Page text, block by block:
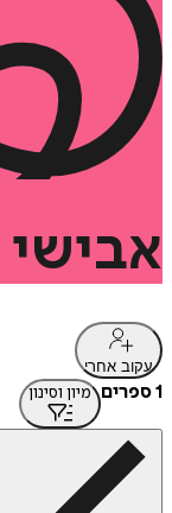
אבישי
עקוב אחרי
1 ספרים מיון וסינון